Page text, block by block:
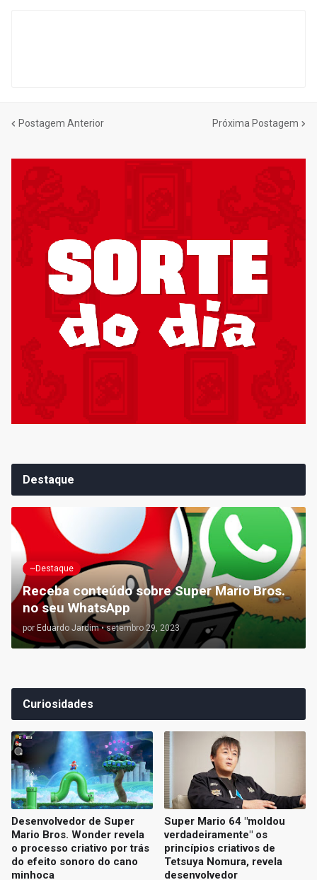
Postagem Anterior Próxima Postagem
Destaque
~Destaque
Receba conteúdo sobre Super Mario Bros.
no seu WhatsApp
por Eduardo Jardim • setembro 29, 2023
Curiosidades
Desenvolvedor de Super
Mario Bros. Wonder revela
o processo criativo por trás
do efeito sonoro do cano
minhoca
Super Mario 64 "moldou
verdadeiramente" os
princípios criativos de
Tetsuya Nomura, revela
desenvolvedor